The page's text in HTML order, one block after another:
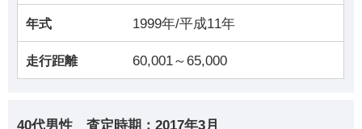
年式 1999年/平成11年
走行距離 60,001～65,000
40代男性 査定時期： 2017年3月